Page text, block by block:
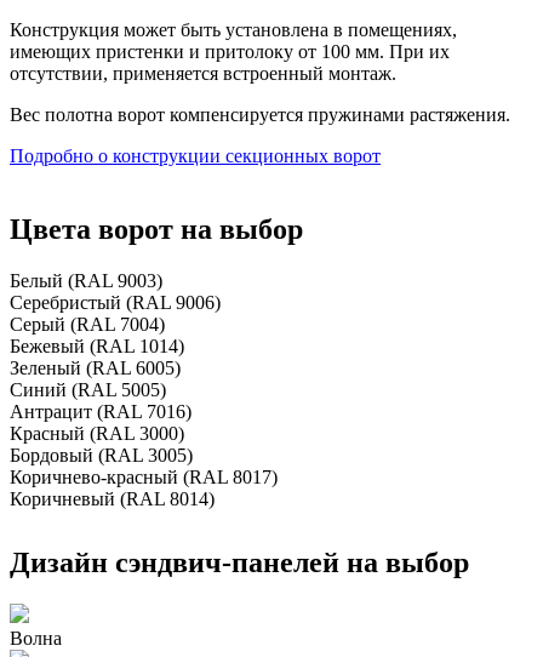
Конструкция может быть установлена в помещениях,
имеющих пристенки и притолоку от 100 мм. При их
отсутствии, применяется встроенный монтаж.
Вес полотна ворот компенсируется пружинами растяжения.
Подробно о конструкции секционных ворот
Цвета ворот на выбор
Белый (RAL 9003)
Серебристый (RAL 9006)
Серый (RAL 7004)
Бежевый (RAL 1014)
Зеленый (RAL 6005)
Синий (RAL 5005)
Антрацит (RAL 7016)
Красный (RAL 3000)
Бордовый (RAL 3005)
Коричнево-красный (RAL 8017)
Коричневый (RAL 8014)
Дизайн сэндвич-панелей на выбор
Волна